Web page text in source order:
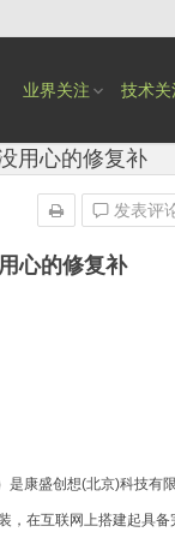
业界关注 技术关
用心的修复补
心的修复补
发表评
是康盛创想(北京)科技有
，在互联网上搭建起具